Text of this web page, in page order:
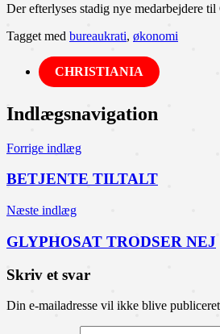
Der efterlyses stadig nye medarbejdere
Tagget med bureaukrati, økonomi
CHRISTIANIA
Indlægsnavigation
Forrige indlæg
BETJENTE TILTALT
Næste indlæg
GLYPHOSAT TRODSER NEJ
Skriv et svar
Din e-mailadresse vil ikke blive